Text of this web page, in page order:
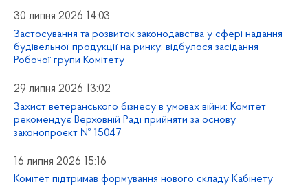
30 липня 2026 14:03
Застосування та розвиток законодавства у сфері надання
будівельної продукції на ринку: відбулося засідання
Робочої групи Комітету
29 липня 2026 13:02
Захист ветеранського бізнесу в умовах війни: Комітет
рекомендує Верховній Раді прийняти за основу
законопроєкт № 15047
16 липня 2026 15:16
Комітет підтримав формування нового складу Кабінету